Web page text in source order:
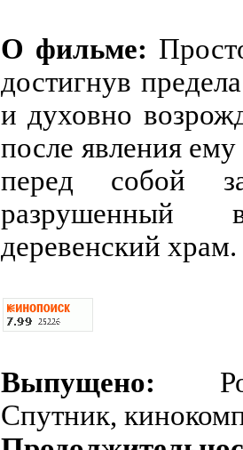
О фильме:
достигнув
и духовно
после явления ему
перед собой
разрушенный
деревенский храм.
Выпущено:
Спутник,